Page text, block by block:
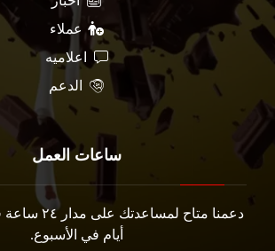
عملاء
اعلاميه
الدعم
ساعات العمل
دعمنا متاح
أيام في الأسبوع.